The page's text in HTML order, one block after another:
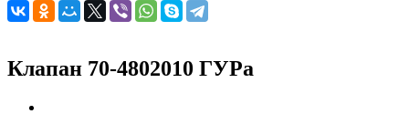
Клапан 70-4802010 ГУРа